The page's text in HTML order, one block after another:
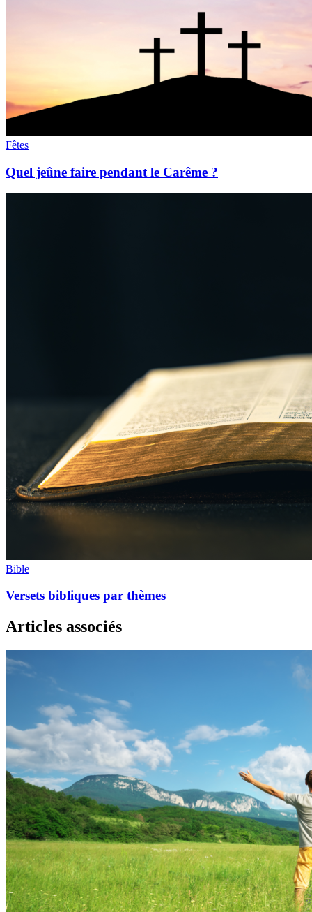
Fêtes
Quel jeûne faire pendant le Carême ?
Bible
Versets bibliques par thèmes
Articles associés